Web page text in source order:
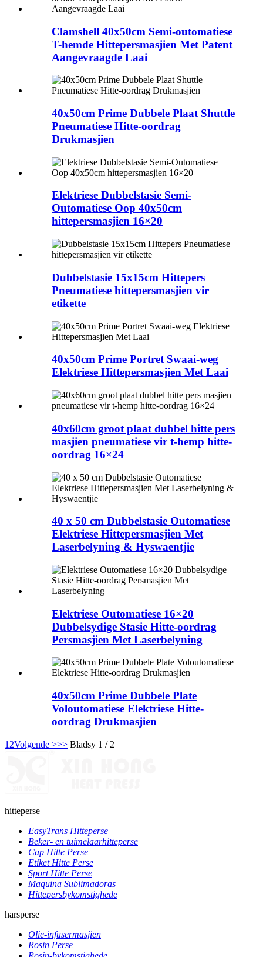
Clamshell 40x50cm Semi-outomatiese
T-hemde Hittepersmasjien Met Patent
Aangevraagde Laai
40x50cm Prime Dubbele Plaat Shuttle
Pneumatiese Hitte-oordrag
Drukmasjien
Elektriese Dubbelstasie Semi-
Outomatiese Oop 40x50cm
hittepersmasjien 16×20
Dubbelstasie 15x15cm Hittepers
Pneumatiese hittepersmasjien vir
etikette
40x50cm Prime Portret Swaai-weg
Elektriese Hittepersmasjien Met Laai
40x60cm groot plaat dubbel hitte pers
masjien pneumatiese vir t-hemp hitte-
oordrag 16×24
40 x 50 cm Dubbelstasie Outomatiese
Elektriese Hittepersmasjien Met
Laserbelyning & Hyswaentjie
Elektriese Outomatiese 16×20
Dubbelsydige Stasie Hitte-oordrag
Persmasjien Met Laserbelyning
40x50cm Prime Dubbele Plate
Voloutomatiese Elektriese Hitte-
oordrag Drukmasjien
1 2Volgende >>> Bladsy 1 / 2
hitteperse
EasyTrans Hitteperse
Beker- en tuimelaarhitteperse
Cap Hitte Perse
Etiket Hitte Perse
Sport Hitte Perse
Maquina Sublimadoras
Hittepersbykomstighede
harsperse
Olie-infusermasjien
Rosin Perse